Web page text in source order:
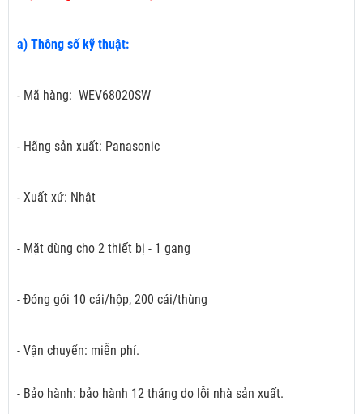
a) Thông số kỹ thuật:
- Mã hàng: WEV68020SW
- Hãng sản xuất: Panasonic
- Xuất xứ: Nhật
- Mặt dùng cho 2 thiết bị - 1 gang
- Đóng gói 10 cái/hộp, 200 cái/thùng
- Vận chuyển: miễn phí.
- Bảo hành: bảo hành 12 tháng do lỗi nhà sản xuất.